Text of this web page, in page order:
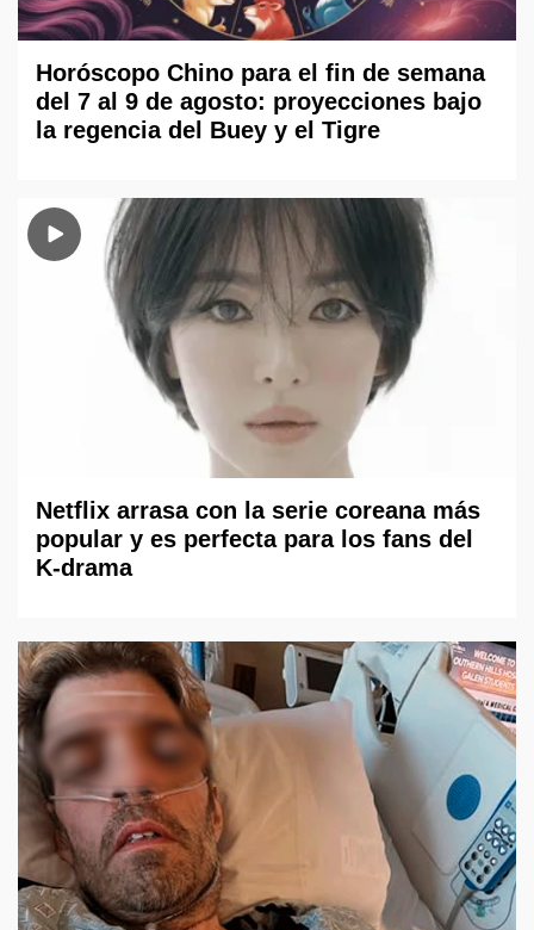
Horóscopo Chino para el fin de semana
del 7 al 9 de agosto: proyecciones bajo
la regencia del Buey y el Tigre
Netflix arrasa con la serie coreana más
popular y es perfecta para los fans del
K-drama